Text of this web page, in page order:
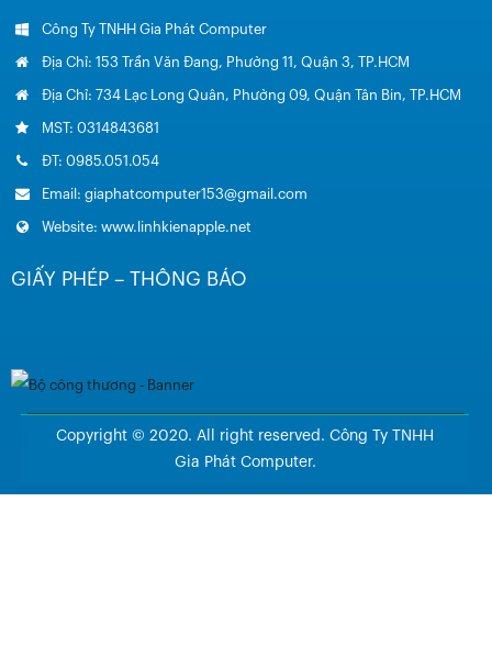
Công Ty TNHH Gia Phát Computer
Địa Chỉ: 153 Trần Văn Đang, Phường 11, Quận 3, TP.HCM
Địa Chỉ: 734 Lạc Long Quân, Phường 09, Quận Tân Bin, TP.HCM
MST: 0314843681
ĐT: 0985.051.054
Email: giaphatcomputer153@gmail.com
Website: www.linhkienapple.net
GIẤY PHÉP – THÔNG BÁO
Copyright © 2020. All right reserved. Công Ty TNHH
Gia Phát Computer.